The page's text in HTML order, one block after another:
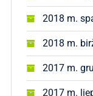
2018 m.
2018 m.
2017 m.
2017 m.